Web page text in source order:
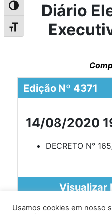
Alternar alto contraste
Alternar tamanho da fonte
Diário
Edição Nº 4371
14/08/2020
DECRETO N°
Visualizar
Usamos cookies em nosso